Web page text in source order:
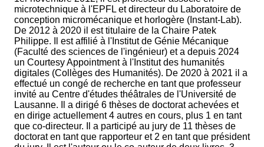
microtechnique à l'EPFL et directeur du Laboratoire de
conception micromécanique et horlogère (Instant-Lab).
De 2012 à 2020 il est titulaire de la Chaire Patek
Philippe. Il est affilié à l'Institut de Génie Mécanique
(Faculté des sciences de l'ingénieur) et a depuis 2024
un Courtesy Appointment à l'Institut des humanités
digitales (Collèges des Humanités). De 2020 à 2021 il a
effectué un congé de recherche en tant que professeur
invité au Centre d'études théâtrales de l'Université de
Lausanne. Il a dirigé 6 thèses de doctorat achevées et
en dirige actuellement 4 autres en cours, plus 1 en tant
que co-directeur. Il a participé au jury de 11 thèses de
doctorat en tant que rapporteur et 2 en tant que président